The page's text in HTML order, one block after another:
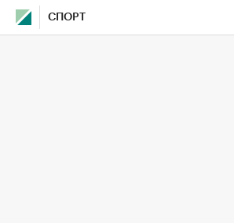
СПОРТ